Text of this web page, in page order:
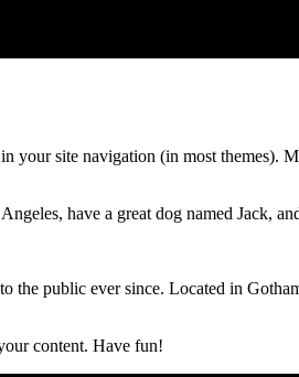
site navigation (in most themes).
have a great dog named Jack,
public ever since. Located in
content. Have fun!